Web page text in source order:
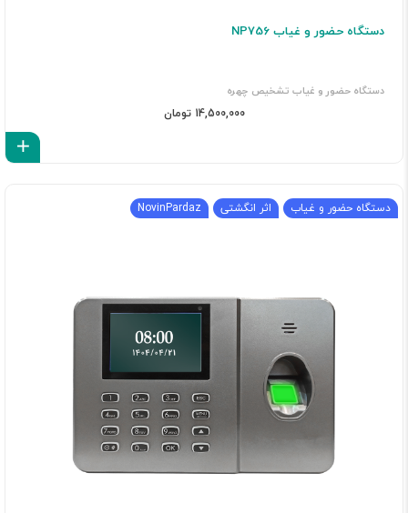
دستگاه حضور و غیاب NP756
دستگاه حضور و غیاب تشخیص چهره
14,500,000 تومان
دستگاه حضور و غیاب اثر انگشتی NovinPardaz